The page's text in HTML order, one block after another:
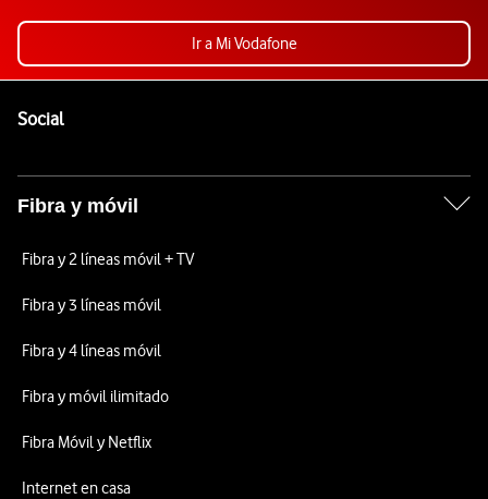
Ir a Mi Vodafone
SocialEnlaces a las redes sociales de Vodafone
Fibra y móvil
Fibra y 2 líneas móvil + TV
Fibra y 3 líneas móvil
Fibra y 4 líneas móvil
Fibra y móvil ilimitado
Fibra Móvil y Netflix
Internet en casa